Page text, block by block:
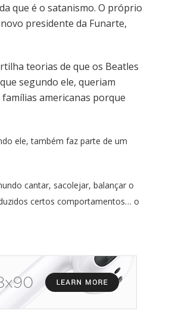
que é o satanismo. O próprio
presidente da Funarte,
teorias de que os Beatles
segundo ele, queriam
americanas porque
ele, também faz parte de um
cantar, sacolejar, balançar o
certos comportamentos… o